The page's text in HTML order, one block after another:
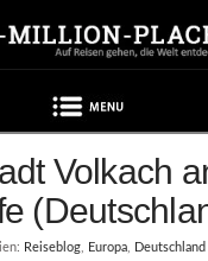
Volkach
Reiseblog, Europa, Deutschland